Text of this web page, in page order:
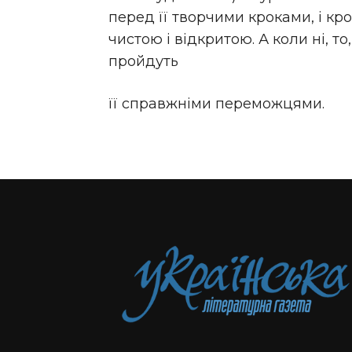
перед її творчими кроками, і
чистою і відкритою. А коли ні,
пройдуть
її справжніми переможцями.